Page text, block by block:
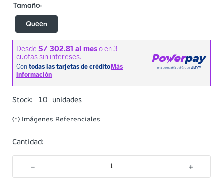
Queen
Stock: 10 unidades
(*) Imágenes Referenciales
Cantidad:
＋
－